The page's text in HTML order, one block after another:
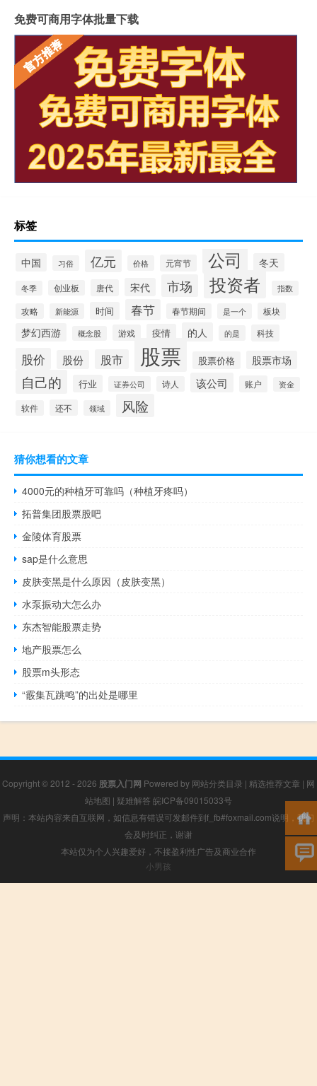
免费可商用字体批量下载
标签
中国 习俗 亿元 价格 元宵节 公司 冬天
冬季 创业板 唐代 宋代 市场 投资者 指数
攻略 新能源 时间 春节 春节期间 是一个 板块
梦幻西游 概念股 游戏 疫情 的人 的是 科技
股价 股份 股市 股票 股票价格 股票市场
自己的 行业 证券公司 诗人 该公司 账户 资金
软件 还不 领域 风险
猜你想看的文章
4000元的种植牙可靠吗（种植牙疼吗）
拓普集团股票股吧
金陵体育股票
sap是什么意思
皮肤变黑是什么原因（皮肤变黑）
水泵振动大怎么办
东杰智能股票走势
地产股票怎么
股票m头形态
“霰集瓦跳鸣”的出处是哪里
Copyright © 2012 - 2026 股票入门网 Powered by 网站分类目录 | 精选推荐文章 | 网
站地图 | 疑难解答 皖ICP备09015033号
声明：本站内容来自互联网，如信息有错误可发邮件到f_fb#foxmail.com说明，我们
会及时纠正，谢谢
本站仅为个人兴趣爱好，不接盈利性广告及商业合作
小男孩